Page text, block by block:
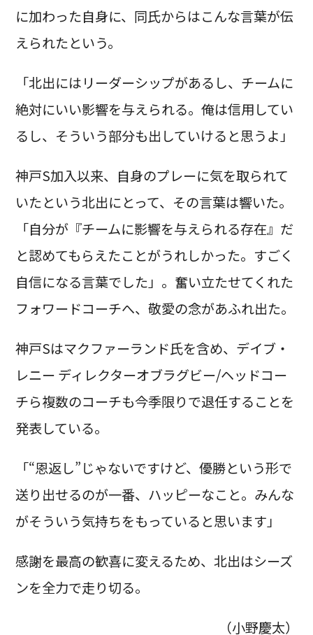
に加わった自身に、同氏からはこんな言葉が伝
えられたという。
「北出にはリーダーシップがあるし、チームに
絶対にいい影響を与えられる。俺は信用してい
るし、そういう部分も出していけると思うよ」
神戸S加入以来、自身のプレーに気を取られて
いたという北出にとって、その言葉は響いた。
「自分が『チームに影響を与えられる存在』だ
と認めてもらえたことがうれしかった。すごく
自信になる言葉でした」。奮い立たせてくれた
フォワードコーチへ、敬愛の念があふれ出た。
神戸Sはマクファーランド氏を含め、デイブ・
レニー ディレクターオブラグビー/ヘッドコー
チら複数のコーチも今季限りで退任することを
発表している。
「“恩返し”じゃないですけど、優勝という形で
送り出せるのが一番、ハッピーなこと。みんな
がそういう気持ちをもっていると思います」
感謝を最高の歓喜に変えるため、北出はシーズ
ンを全力で走り切る。
（小野慶太）